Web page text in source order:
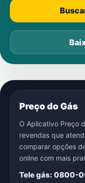
Preço do Gás
O Aplicativo Preço
revendas que
comparar opções
online com mais
Tele gás: 0800-